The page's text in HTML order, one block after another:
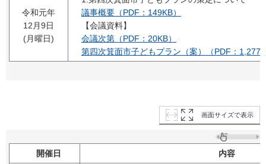
令和元年
12月9日
(月曜日)
議事概要（PDF：149KB）
【会議資料】
会議次第（PDF：20KB）
第四次箕面市子どもプラン（案）（PDF：
画面サイズで表示
開催日 内容